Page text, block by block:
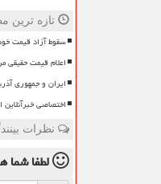
تازه ترین
سقوط آزاد قیمت
اعلام قیمت حقیقی
ایران و جمهوری
اختصاصی خبرآنلاین از واردات 27 میلیون
نظرات
لطفا شما